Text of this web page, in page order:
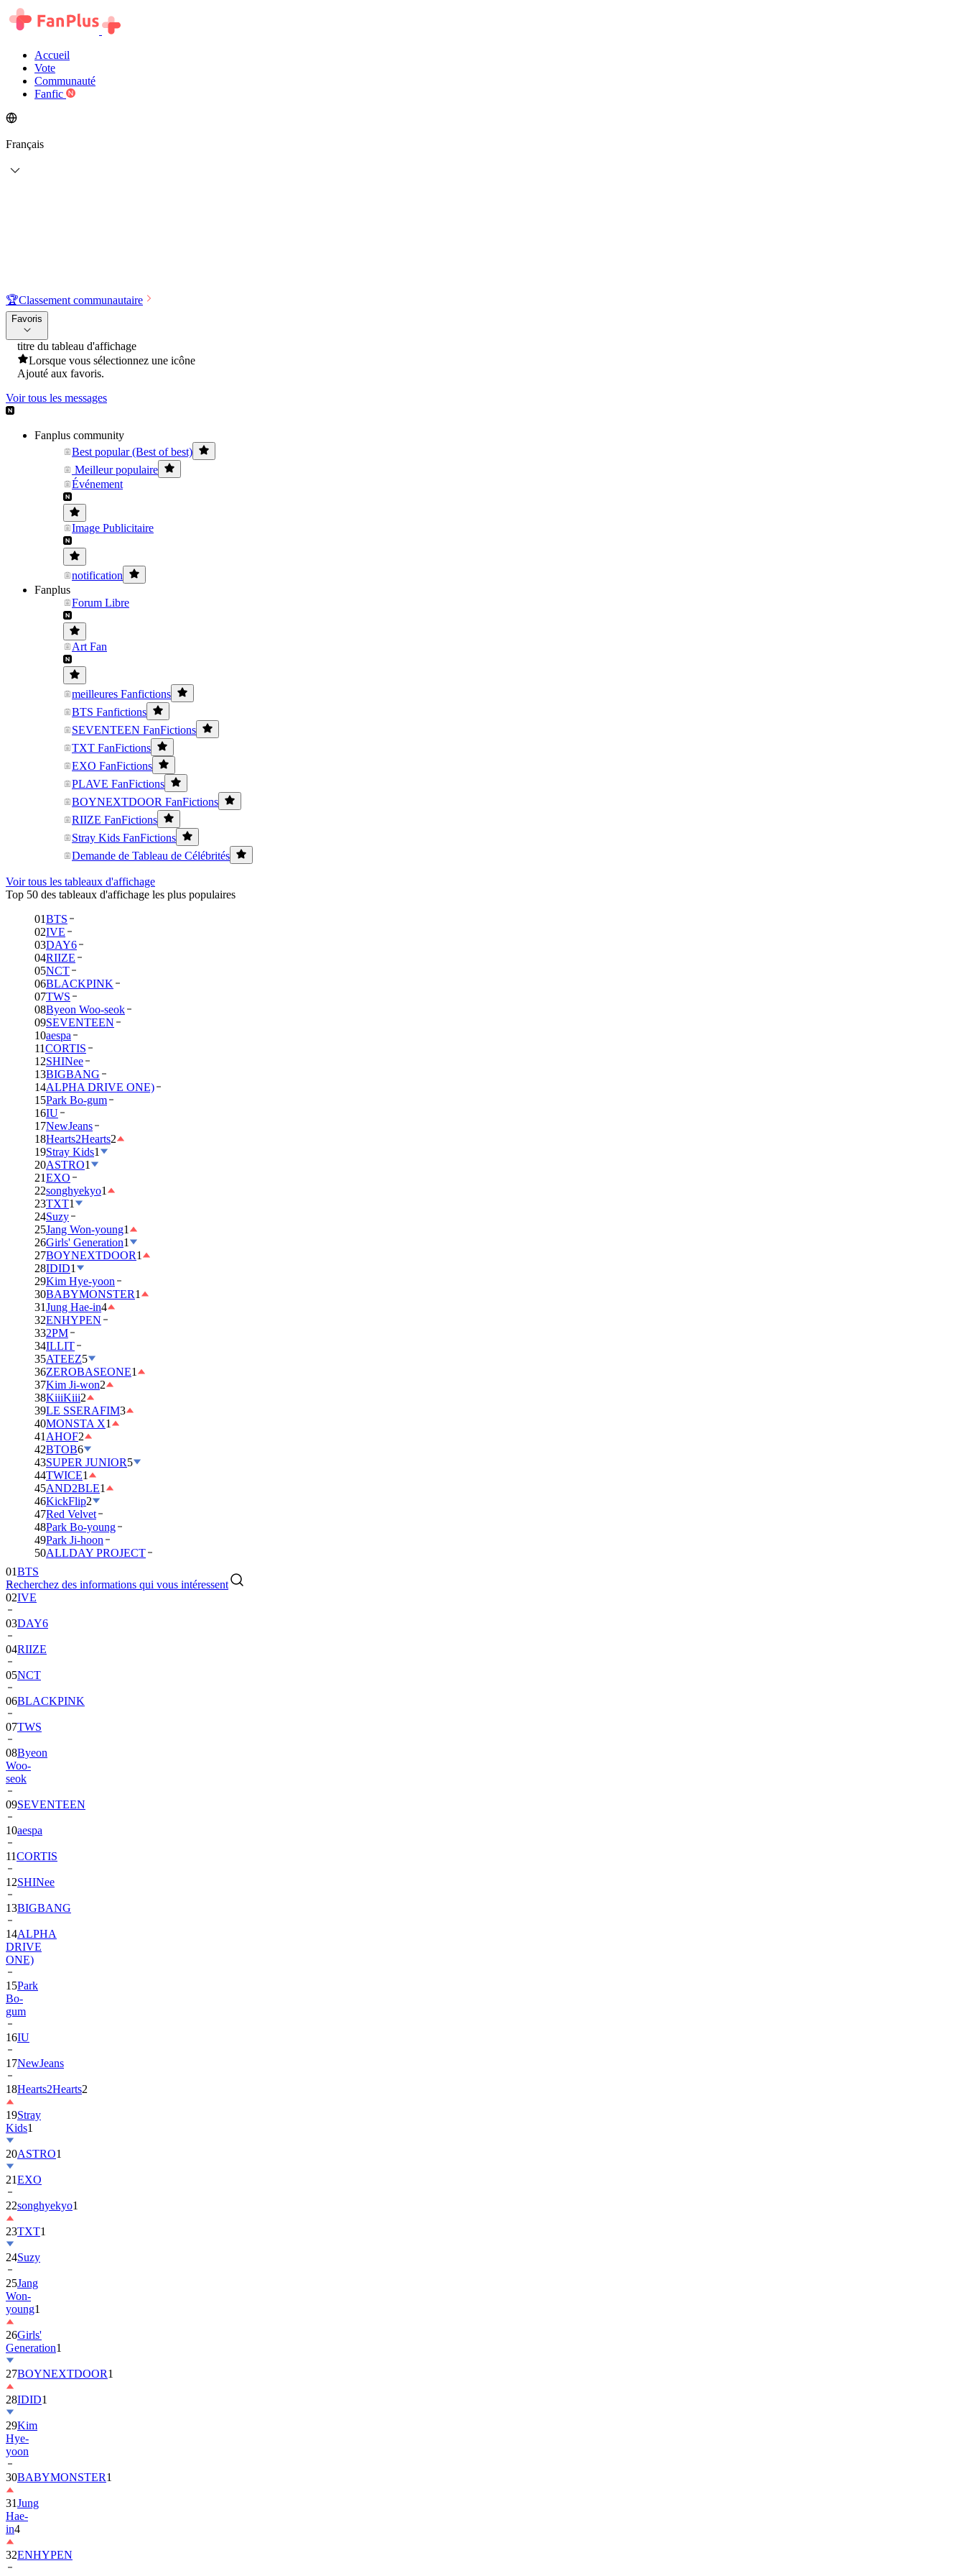
Accueil
Vote
Communauté
Fanfic
Français
🏆Classement communautaire
Favoris
titre du tableau d'affichage
Lorsque vous sélectionnez une icône
Ajouté aux favoris.
Voir tous les messages
Fanplus community
Best popular (Best of best)
Meilleur populaire
Événement
Image Publicitaire
notification
Fanplus
Forum Libre
Art Fan
meilleures Fanfictions
BTS Fanfictions
SEVENTEEN FanFictions
TXT FanFictions
EXO FanFictions
PLAVE FanFictions
BOYNEXTDOOR FanFictions
RIIZE FanFictions
Stray Kids FanFictions
Demande de Tableau de Célébrités
Voir tous les tableaux d'affichage
Top 50 des tableaux d'affichage les plus populaires
01BTS
02IVE
03DAY6
04RIIZE
05NCT
06BLACKPINK
07TWS
08Byeon Woo-seok
09SEVENTEEN
10aespa
11CORTIS
12SHINee
13BIGBANG
14ALPHA DRIVE ONE)
15Park Bo-gum
16IU
17NewJeans
18Hearts2Hearts2
19Stray Kids1
20ASTRO1
21EXO
22songhyekyo1
23TXT1
24Suzy
25Jang Won-young1
26Girls' Generation1
27BOYNEXTDOOR1
28IDID1
29Kim Hye-yoon
30BABYMONSTER1
31Jung Hae-in4
32ENHYPEN
332PM
34ILLIT
35ATEEZ5
36ZEROBASEONE1
37Kim Ji-won2
38KiiiKiii2
39LE SSERAFIM3
40MONSTA X1
41 AHOF2
42BTOB6
43SUPER JUNIOR5
44TWICE1
45AND2BLE1
46KickFlip2
47Red Velvet
48Park Bo-young
49Park Ji-hoon
50ALLDAY PROJECT
Recherchez des informations qui vous intéressent
01BTS
02IVE
03DAY6
04RIIZE
05NCT
06BLACKPINK
07TWS
08Byeon
Woo-
seok
09SEVENTEEN
10aespa
11CORTIS
12SHINee
13BIGBANG
14ALPHA
DRIVE
ONE)
15Park
Bo-
gum
16IU
17NewJeans
18Hearts2Hearts2
19Stray
Kids1
20ASTRO1
21EXO
22songhyekyo1
23TXT1
24Suzy
25Jang
Won-
young1
26Girls'
Generation1
27BOYNEXTDOOR1
28IDID1
29Kim
Hye-
yoon
30BABYMONSTER1
31Jung
Hae-
in4
32ENHYPEN